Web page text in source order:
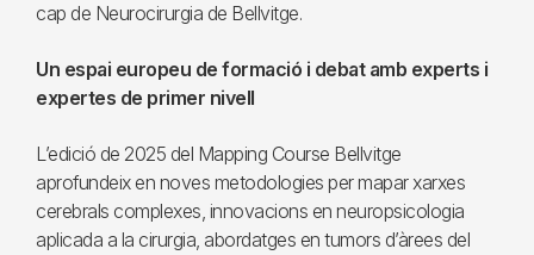
cap de Neurocirurgia de Bellvitge.
Un espai europeu de formació i debat amb experts i
expertes de primer nivell
L’edició de 2025 del Mapping Course Bellvitge
aprofundeix en noves metodologies per mapar xarxes
cerebrals complexes, innovacions en neuropsicologia
aplicada a la cirurgia, abordatges en tumors d’àrees del